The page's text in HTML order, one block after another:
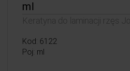
ml
Keratyna do laminacji rzęs
Kod: 6122
Poj: ml